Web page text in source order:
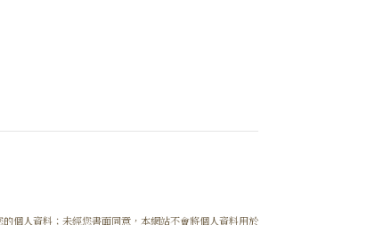
個人資料；未經您書面同意，本網站不會將個人資料用於